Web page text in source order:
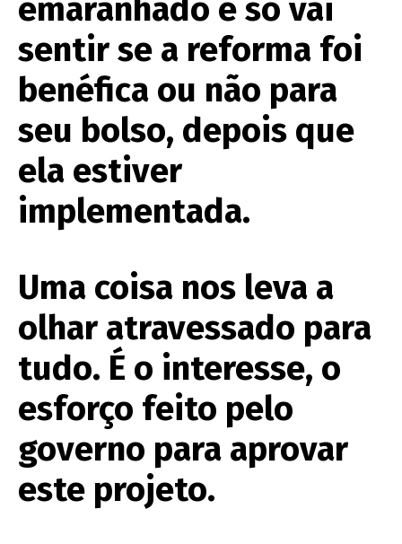
emaranhado e só vai
sentir se a reforma foi
benéfica ou não para
seu bolso, depois que
ela estiver
implementada.
Uma coisa nos leva a
olhar atravessado para
tudo. É o interesse, o
esforço feito pelo
governo para aprovar
este projeto.